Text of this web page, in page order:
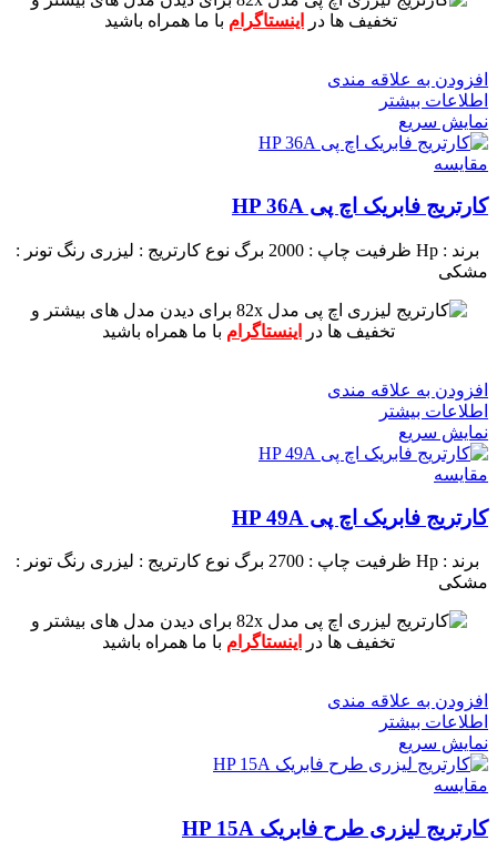
تخفیف ها در
اینستاگرام با ما همراه باشید
افزودن به علاقه مندی
اطلاعات بیشتر
نمایش سریع
مقايسه
کارتریج فابریک اچ پی HP 36A
برند : Hp ظرفیت چاپ : 2000 برگ نوع کارتریج : لیزری رنگ تونر :
مشکی
برای دیدن مدل های بیشتر و
تخفیف ها در
اینستاگرام با ما همراه باشید
افزودن به علاقه مندی
اطلاعات بیشتر
نمایش سریع
مقايسه
کارتریج فابریک اچ پی HP 49A
برند : Hp ظرفیت چاپ : 2700 برگ نوع کارتریج : لیزری رنگ تونر :
مشکی
برای دیدن مدل های بیشتر و
تخفیف ها در
اینستاگرام با ما همراه باشید
افزودن به علاقه مندی
اطلاعات بیشتر
نمایش سریع
مقايسه
کارتریج لیزری طرح فابریک HP 15A